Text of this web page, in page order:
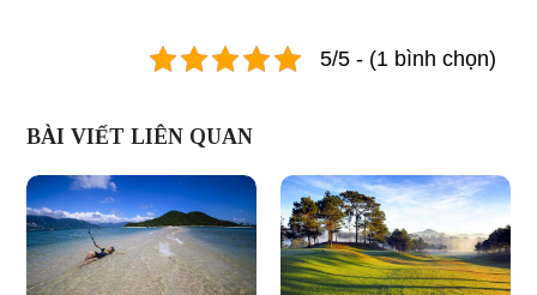
5/5 - (1 bình chọn)
BÀI VIẾT LIÊN QUAN